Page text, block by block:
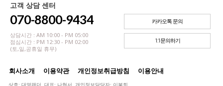
고객 상담 센터
070-8800-9434
상담시간 : AM 10:00 - PM 05:00
점심시간 : PM 12:30 - PM 02:00
(토,일,공휴일 휴무)
카카오톡 문의
1:1문의하기
회사소개 이용약관 개인정보취급방침 이용안내
상호: 대영팬더 대표: 나현서 개인정보담당자: 이봉희